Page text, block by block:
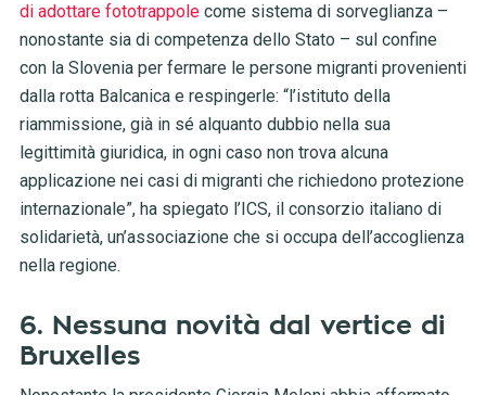
di adottare fototrappolecome sistema di sorveglianza –
nonostante sia di competenza dello Stato – sul confine
con la Slovenia per fermare le persone migranti provenienti
dalla rotta Balcanica e respingerle: “l’istituto della
riammissione, già in sé alquanto dubbio nella sua
legittimità giuridica, in ogni caso non trova alcuna
applicazione nei casi di migranti che richiedono protezione
internazionale”, ha spiegato l’ICS, il consorzio italiano di
solidarietà, un’associazione che si occupa dell’accoglienza
nella regione.
6. Nessuna novità dal vertice di
Bruxelles